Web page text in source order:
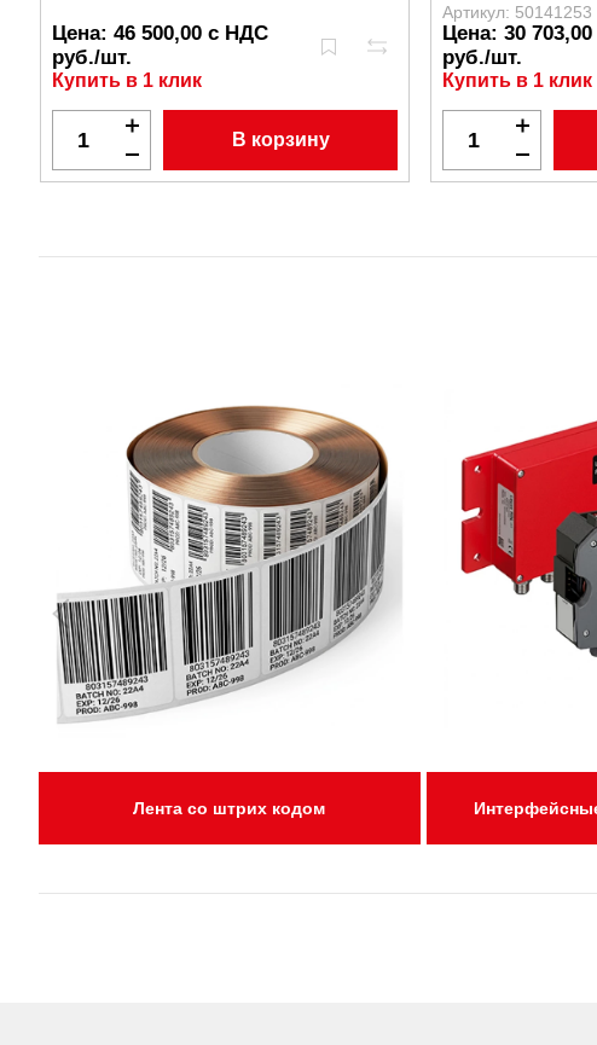
Цена: 46 500,00 с НДС
руб./шт.
Купить в 1 клик
В корзину
Артикул: 50141253
Цена: 30
руб./шт.
Купить в 1 клик
Лента со штрих кодом